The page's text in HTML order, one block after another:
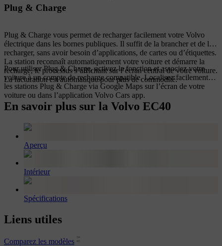
Plug & Charge
Plug & Charge vous permet de recharger facilement votre Volvo
électrique dans les bornes publiques. Il suffit de la brancher et de la
recharger, sans avoir besoin d’applications, de cartes ou d’étiquettes.
La station reconnaît automatiquement votre voiture et démarre la
recharge, le processus s’affichant sur l’écran central de votre voiture.
La facturation est automatique pour plus de commodité.
Pour utiliser Plug & Charge, activez la fonction et associez votre
voiture à un compte de recharge compatible. Localisez facilement
les stations Plug & Charge via Google Maps sur l’écran de votre
voiture ou dans l’application Volvo Cars app.
En savoir plus sur la Volvo EC40
Aperçu
Intérieur
Spécifications
Liens utiles
Comparez les modèles